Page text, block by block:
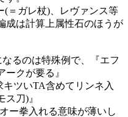
(＝ガレ杖)、レヴァンス等
成は計算上属性石のほうが
るのは特殊例で、『エフ
クが要る』
ツいTA含めてリンネ入
刀)』
ー拳入れる意味が薄いし